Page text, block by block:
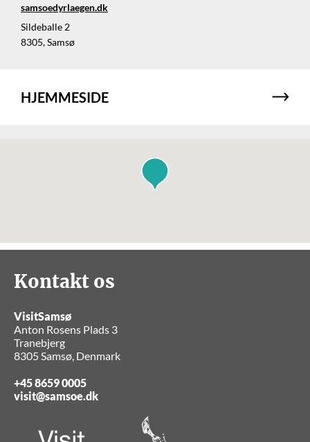
samsoedyrlaegen.dk
Sildeballe 2
8305, Samsø
HJEMMESIDE
Kontakt os
VisitSamsø
Anton Rosens Plads 3
Tranebjerg
8305 Samsø, Denmark
+45 8659 0005
visit@samsoe.dk